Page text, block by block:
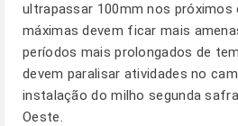
ultrapassar 100mm nos
máximas devem ficar mais
períodos mais prolongados de
devem paralisar atividades no
instalação do milho segunda
Oeste.